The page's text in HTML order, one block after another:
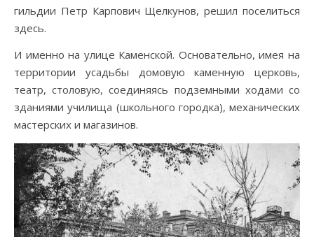
гильдии Петр Карпович Щелкунов, решил поселиться
здесь.
И именно на улице Каменской. Основательно, имея на
территории усадьбы домовую каменную церковь,
театр, столовую, соединяясь подземными ходами со
зданиями училища (школьного городка), механических
мастерских и магазинов.